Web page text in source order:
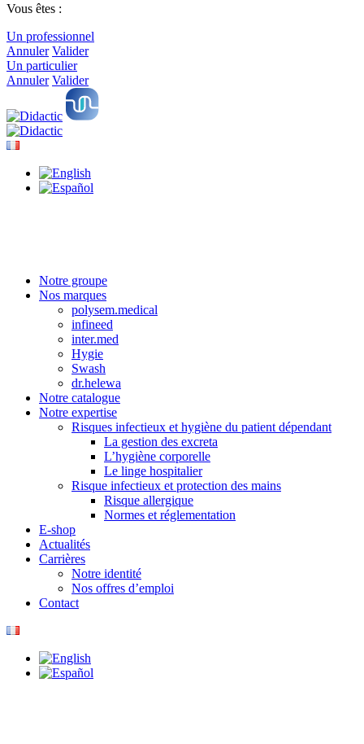
Vous êtes :
Un professionnel
Annuler Valider
Un particulier
Annuler Valider
Notre groupe
Nos marques
polysem.medical
infineed
inter.med
Hygie
Swash
dr.helewa
Notre catalogue
Notre expertise
Risques infectieux et hygiène du patient dépendant
La gestion des excreta
L’hygiène corporelle
Le linge hospitalier
Risque infectieux et protection des mains
Risque allergique
Normes et réglementation
E-shop
Actualités
Carrières
Notre identité
Nos offres d’emploi
Contact